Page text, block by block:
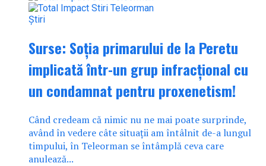
Știri
Surse: Soția primarului de la Peretu
implicată într-un grup infracțional cu
un condamnat pentru proxenetism!
Când credeam că nimic nu ne mai poate surprinde,
având în vedere câte situații am întâlnit de-a lungul
timpului, în Teleorman se întâmplă ceva care
anulează...